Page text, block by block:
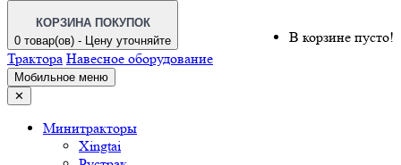
КОРЗИНА ПОКУПОК
0 товар(ов) - Цену уточняйте
В корзине пусто!
Трактора Навесное оборудование
Мобильное меню
✕
Минитракторы
Xingtai